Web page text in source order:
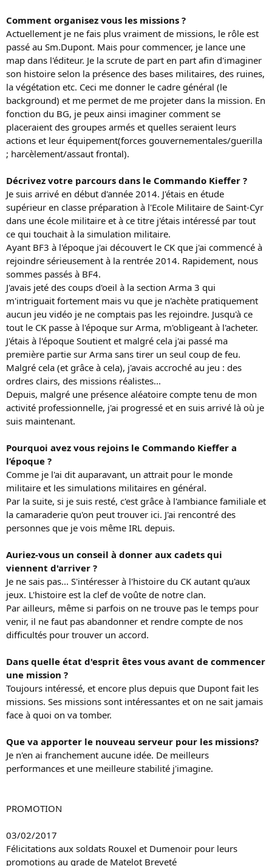
Comment organisez vous les missions ?
Actuellement je ne fais plus vraiment de missions, le rôle est
passé au Sm.Dupont. Mais pour commencer, je lance une
map dans l'éditeur. Je la scrute de part en part afin d'imaginer
son histoire selon la présence des bases militaires, des ruines,
la végétation etc. Ceci me donner le cadre général (le
background) et me permet de me projeter dans la mission. En
fonction du BG, je peux ainsi imaginer comment se
placeraient des groupes armés et quelles seraient leurs
actions et leur équipement(forces gouvernementales/guerilla
; harcèlement/assaut frontal).
Décrivez votre parcours dans le Commando Kieffer ?
Je suis arrivé en début d'année 2014. J'étais en étude
supérieur en classe préparation à l'Ecole Militaire de Saint-Cyr
dans une école militaire et à ce titre j'étais intéressé par tout
ce qui touchait à la simulation militaire.
Ayant BF3 à l'époque j'ai découvert le CK que j'ai commencé à
rejoindre sérieusement à la rentrée 2014. Rapidement, nous
sommes passés à BF4.
J'avais jeté des coups d'oeil à la section Arma 3 qui
m'intriguait fortement mais vu que je n'achète pratiquement
aucun jeu vidéo je ne comptais pas les rejoindre. Jusqu'à ce
tout le CK passe à l'époque sur Arma, m'obligeant à l'acheter.
J'étais à l'époque Soutient et malgré cela j'ai passé ma
première partie sur Arma sans tirer un seul coup de feu.
Malgré cela (et grâce à cela), j'avais accroché au jeu : des
ordres clairs, des missions réalistes...
Depuis, malgré une présence aléatoire compte tenu de mon
activité professionnelle, j'ai progressé et en suis arrivé là où je
suis maintenant.
Pourquoi avez vous rejoins le Commando Kieffer a
l’époque ?
Comme je l'ai dit auparavant, un attrait pour le monde
militaire et les simulations militaires en général.
Par la suite, si je suis resté, c'est grâce à l'ambiance familiale et
la camaraderie qu'on peut trouver ici. J'ai rencontré des
personnes que je vois même IRL depuis.
Auriez-vous un conseil à donner aux cadets qui
viennent d'arriver ?
Je ne sais pas... S'intéresser à l'histoire du CK autant qu'aux
jeux. L'histoire est la clef de voûte de notre clan.
Par ailleurs, même si parfois on ne trouve pas le temps pour
venir, il ne faut pas abandonner et rendre compte de nos
difficultés pour trouver un accord.
Dans quelle état d'esprit êtes vous avant de commencer
une mission ?
Toujours intéressé, et encore plus depuis que Dupont fait les
missions. Ses missions sont intéressantes et on ne sait jamais
face à quoi on va tomber.
Que va apporter le nouveau serveur pour les missions?
Je n'en ai franchement aucune idée. De meilleurs
performances et une meilleure stabilité j'imagine.
PROMOTION
03/02/2017
Félicitations aux soldats Rouxel et Dumenoir pour leurs
promotions au grade de Matelot Breveté